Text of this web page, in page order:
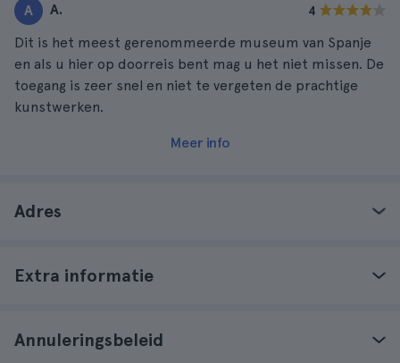
A A. 4
Dit is het meest gerenommeerde museum van Spanje
en als u hier op doorreis bent mag u het niet missen. De
toegang is zeer snel en niet te vergeten de prachtige
kunstwerken.
Meer info
Adres
Extra informatie
Annuleringsbeleid